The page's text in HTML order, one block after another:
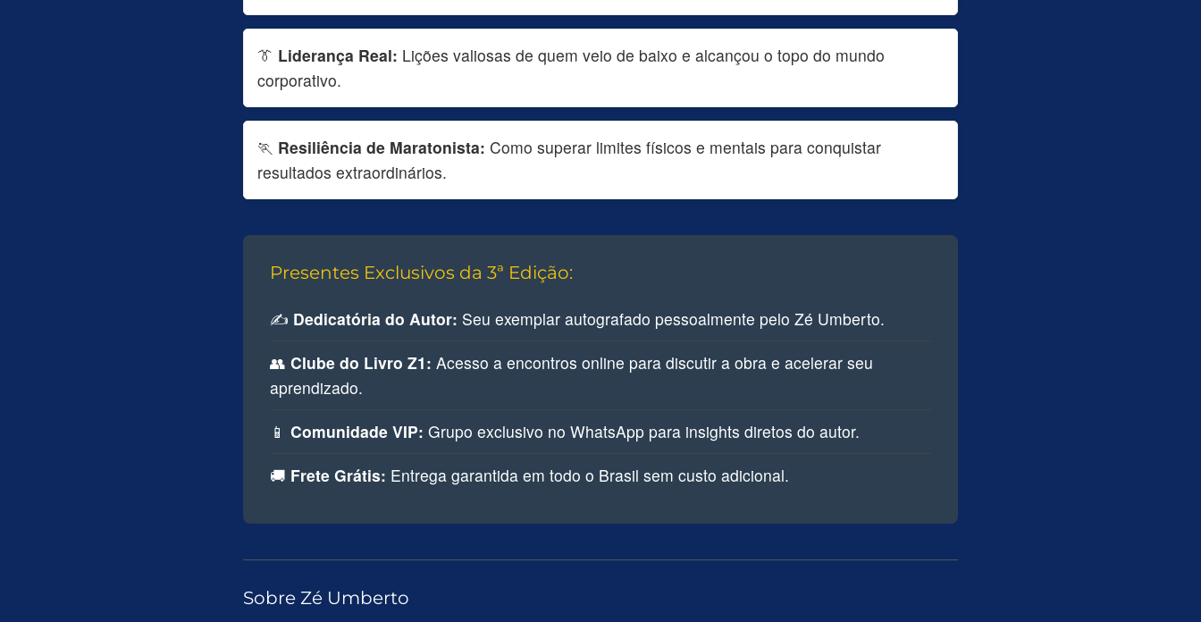
👔 Liderança Real: Lições valiosas de quem veio de baixo e alcançou o topo do mundo
corporativo.
🏃 Resiliência de Maratonista: Como superar limites físicos e mentais para conquistar
resultados extraordinários.
Presentes Exclusivos da 3ª Edição:
✍️ Dedicatória do Autor: Seu exemplar autografado pessoalmente pelo Zé Umberto.
👥 Clube do Livro Z1: Acesso a encontros online para discutir a obra e acelerar seu
aprendizado.
📱 Comunidade VIP: Grupo exclusivo no WhatsApp para insights diretos do autor.
🚚 Frete Grátis: Entrega garantida em todo o Brasil sem custo adicional.
Sobre Zé Umberto